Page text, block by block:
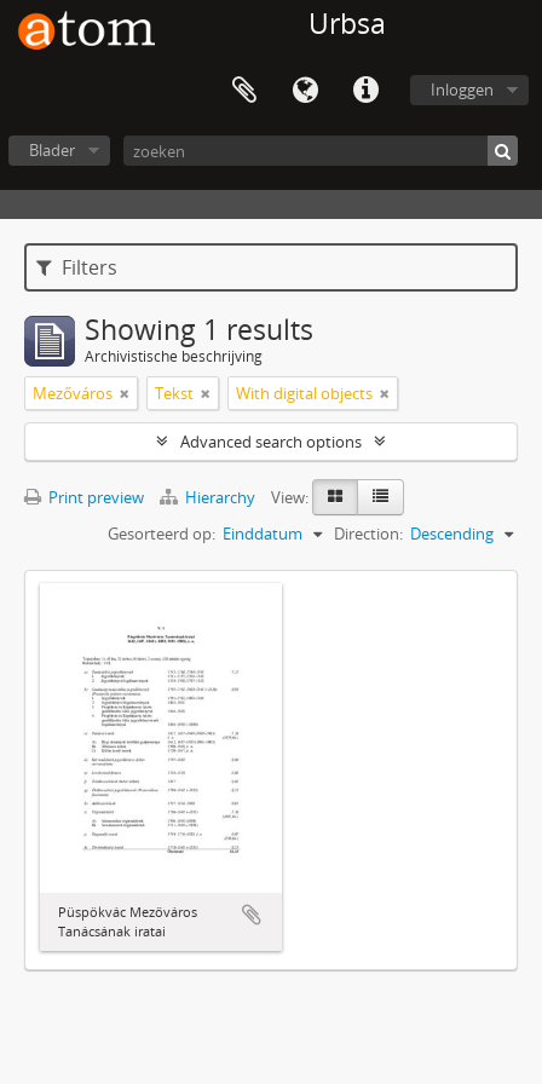
Urbsa
Inloggen
Blader
Filters
Showing 1 results
Archivistische beschrijving
Mezőváros Tekst With digital objects
Advanced search options
Print preview Hierarchy
View:
Gesorteerd op: Einddatum Direction: Descending
Püspökvác Mezőváros
Tanácsának iratai